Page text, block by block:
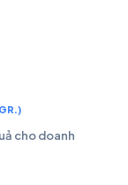
cho doanh